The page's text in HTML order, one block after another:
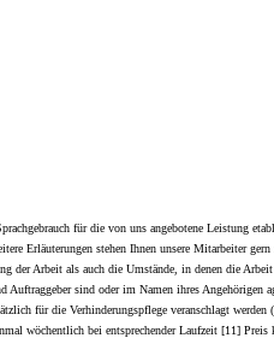
für die von uns angebotene Leistung
Erläuterungen stehen Ihnen unsere Mitarbeiter
Arbeit als auch die Umstände, in denen die
sind oder im Namen ihres
für die Verhinderungspflege veranschlagt
wöchentlich bei entsprechender Laufzeit [11]